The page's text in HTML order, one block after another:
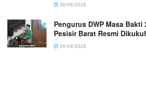
06/08/2026
Pengurus DWP Masa Bakti
Pesisir Barat Resmi
06/08/2026